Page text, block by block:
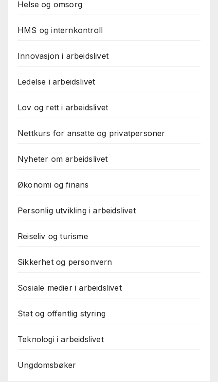
Helse og omsorg
HMS og internkontroll
Innovasjon i arbeidslivet
Ledelse i arbeidslivet
Lov og rett i arbeidslivet
Nettkurs for ansatte og privatpersoner
Nyheter om arbeidslivet
Økonomi og finans
Personlig utvikling i arbeidslivet
Reiseliv og turisme
Sikkerhet og personvern
Sosiale medier i arbeidslivet
Stat og offentlig styring
Teknologi i arbeidslivet
Ungdomsbøker